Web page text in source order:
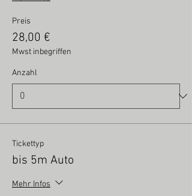
Preis
28,00 €
Mwst inbegriffen
Anzahl
Tickettyp
bis 5m Auto
Mehr Infos